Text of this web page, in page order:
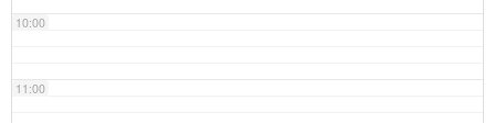
10:00
11:00